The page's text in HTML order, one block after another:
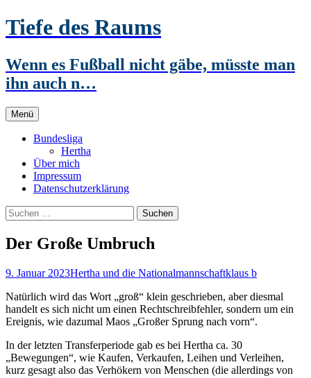
Zum
Inhalt
Tiefe des Raums
Wenn es Fußball nicht gäbe, müsste man
ihn auch n…
Menü
Bundesliga
Hertha
Über mich
Impressum
Datenschutzerklärung
Suchen
nach:
Der Große Umbruch
9. Januar 2023Hertha und die Nationalmannschaftklaus b
Natürlich wird das Wort „groß“ klein geschrieben, aber diesmal
handelt es sich nicht um einen Rechtschreibfehler, sondern um ein
Ereignis, wie dazumal Maos „Großer Sprung nach vorn“.
In der letzten Transferperiode gab es bei Hertha ca. 30
„Bewegungen“, wie Kaufen, Verkaufen, Leihen und Verleihen,
kurz gesagt also das Verhökern von Menschen (die allerdings von